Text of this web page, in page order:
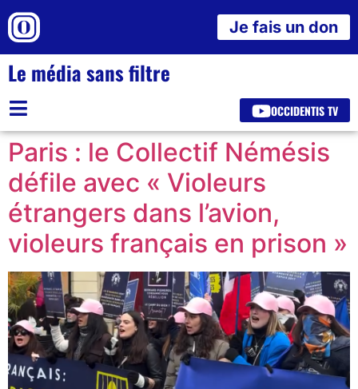
Je fais un don
Le média sans filtre
OCCIDENTIS TV
Paris : le Collectif Némésis
défile avec « Violeurs
étrangers dans l’avion,
violeurs français en prison »